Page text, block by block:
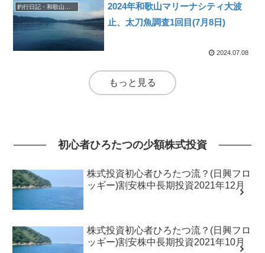
2024年和歌山マリーナシティ大波
止、太刀魚調査1回目(7月8日)
2024.07.08
もっと見る
初心者ひろたつの少額株式投資
株式投資初心者ひろたつ流？(日興フロ
ッギー)割安株中長期投資2021年12月
株式投資初心者ひろたつ流？(日興フロ
ッギー)割安株中長期投資2021年10月